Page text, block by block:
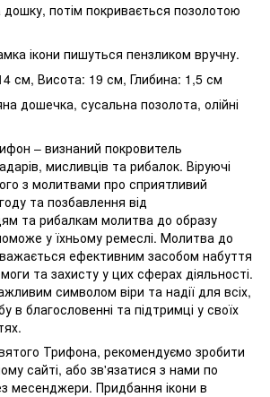
дошку, потім покривається позолотою
ікони пишуться пензликом вручну.
см, Висота: 19 см, Глибина: 1,5 см
дошечка, сусальна позолота, олійні
– визнаний покровитель
мисливців та рибалок. Віруючі
з молитвами про сприятливий
та позбавлення від
та рибалкам молитва до образу
у їхньому ремеслі. Молитва до
ефективним засобом набуття
та захисту у цих сферах діяльності.
символом віри та надії для всіх,
в благословенні та підтримці у своїх
Трифона, рекомендуємо зробити
сайті, або зв'язатися з нами по
месенджери. Придбання ікони в